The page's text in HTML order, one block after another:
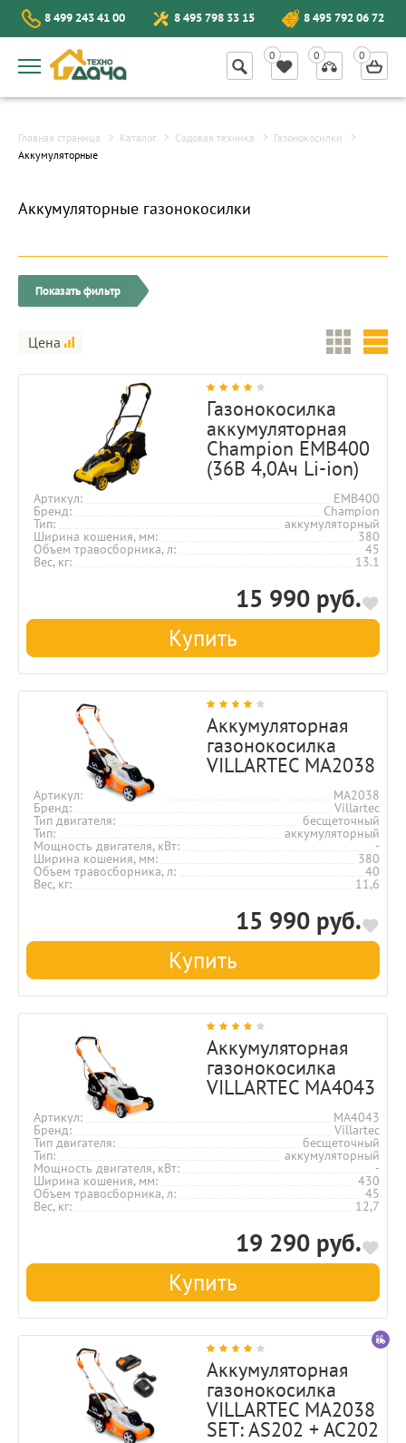
8 499 243 41 00 8 495 798 33 15 8 495 792 06 72
Главная страница Каталог Садовая техника
Газонокосилки
Аккумуляторные
Аккумуляторные газонокосилки
Показать фильтр
Цена
Газонокосилка
аккумуляторная
Champion EMB400
(36В 4,0Ач Li-ion)
Артикул EMB400
Бренд Champion
Тип аккумуляторный
Ширина кошения, мм 380
Объем травосборника, л 45
Вес, кг 13.1
15 990 руб.
Купить
Аккумуляторная
газонокосилка
VILLARTEC MA2038
Артикул MA2038
Бренд Villartec
Тип двигателя бесщеточный
Тип аккумуляторный
Мощность двигателя, кВт -
Ширина кошения, мм 380
Объем травосборника, л 40
Вес, кг 11,6
15 990 руб.
Купить
Аккумуляторная
газонокосилка
VILLARTEC MA4043
Артикул MA4043
Бренд Villartec
Тип двигателя бесщеточный
Тип аккумуляторный
Мощность двигателя, кВт -
Ширина кошения, мм 430
Объем травосборника, л 45
Вес, кг 12,7
19 290 руб.
Купить
Аккумуляторная
газонокосилка
VILLARTEC MA2038
SET: AS202 + AC202